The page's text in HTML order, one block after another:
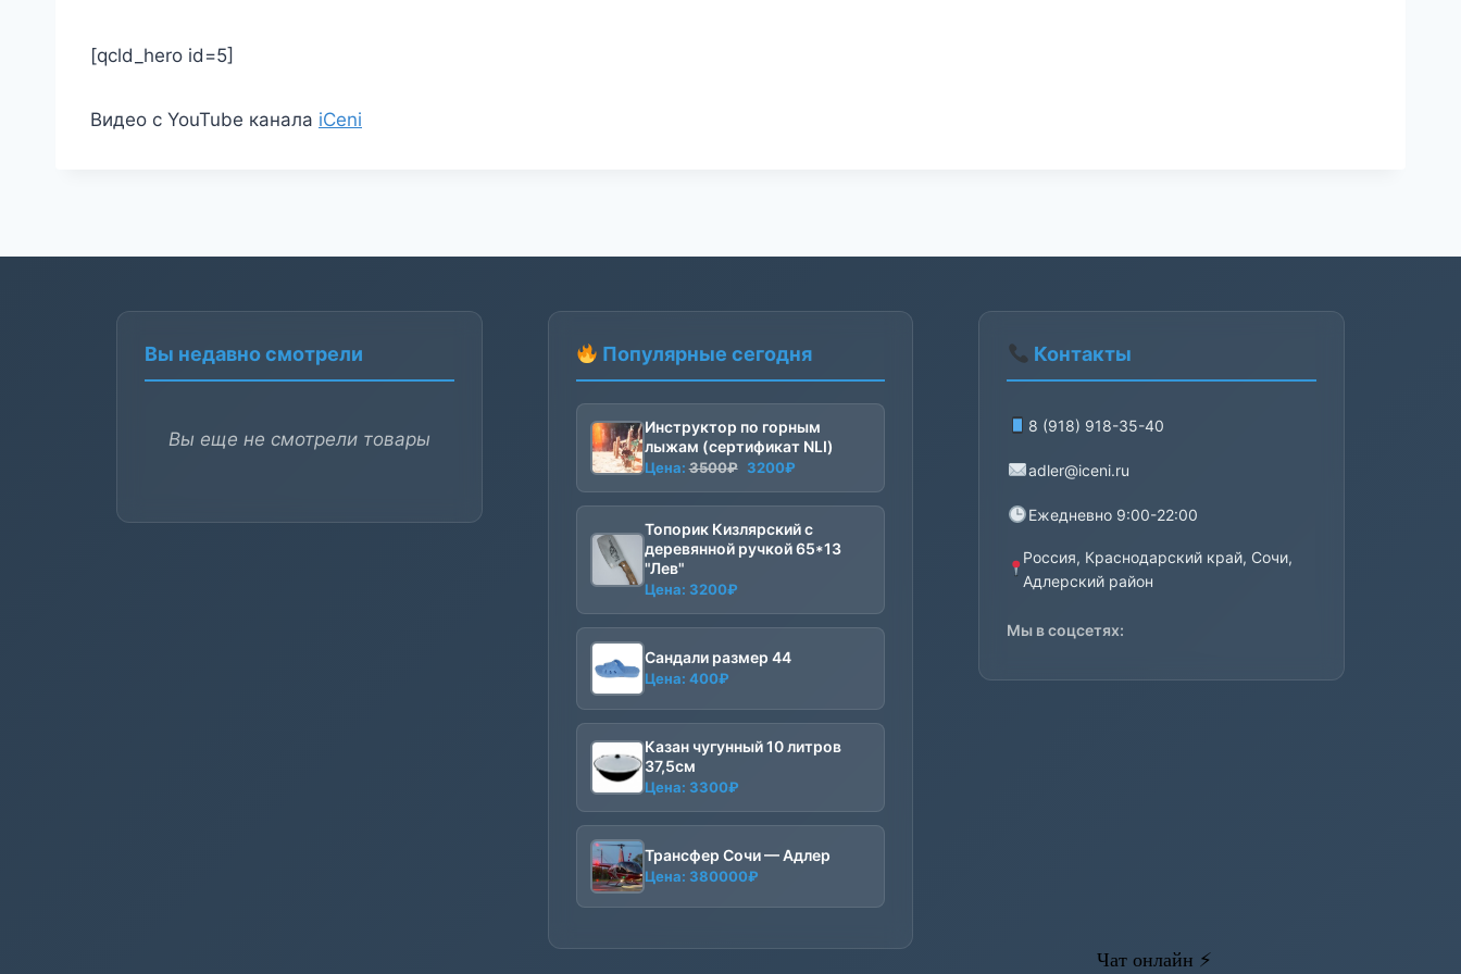
[qcld_hero id=5]
Видео с YouTube канала iCeni
Вы недавно смотрели
Вы еще не смотрели товары
Популярные сегодня
Инструктор по горным
лыжам (сертификат NLI)
Цена:3500₽ Первоначальная
составляла
3500₽.
3200₽Текущая
3200₽.
Топорик Кизлярский с
деревянной ручкой 65*13
"Лев"
Цена: 3200₽
Сандали размер 44
Цена: 400₽
Казан чугунный 10 литров
37,5см
Цена: 3300₽
Трансфер Сочи — Адлер
Цена: 380000₽
Контакты
8 (918) 918-35-40
adler@iceni.ru
Ежедневно 9:00-22:00
Россия, Краснодарский край, Сочи,
Адлерский район
Мы в соцсетях: